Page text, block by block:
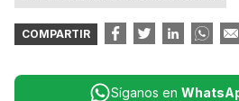
COMPARTIR
Síganos en